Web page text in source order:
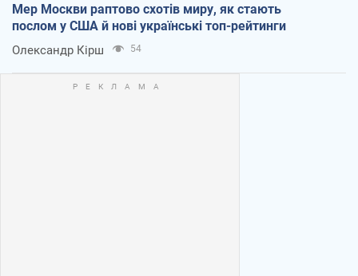
Мер Москви раптово схотів миру, як стають
послом у США й нові українські топ-рейтинги
Олександр Кірш 54